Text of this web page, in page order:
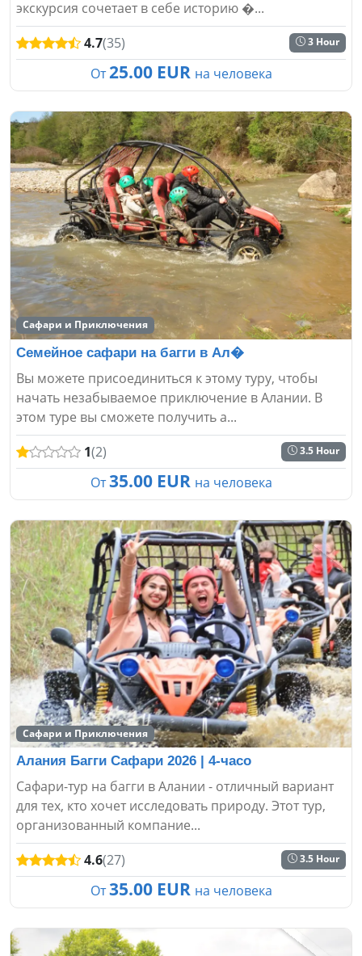
экскурсия сочетает в себе историю �...
4.7(35) 3 Hour
От 25.00 EUR на человека
Сафари и Приключения
Семейное сафари на багги в Ал�
Вы можете присоединиться к этому туру, чтобы
начать незабываемое приключение в Алании. В
этом туре вы сможете получить а...
1(2) 3.5 Hour
От 35.00 EUR на человека
Сафари и Приключения
Алания Багги Сафари 2026 | 4-часо
Сафари-тур на багги в Алании - отличный вариант
для тех, кто хочет исследовать природу. Этот тур,
организованный компание...
4.6(27) 3.5 Hour
От 35.00 EUR на человека